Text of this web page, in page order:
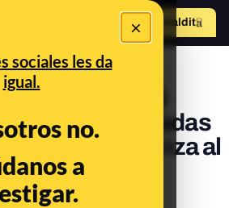
×
sociales les da
igual.
no.
a
Hazte Maldito
un documental
Shein: jornadas
un día de libranza al
por cada